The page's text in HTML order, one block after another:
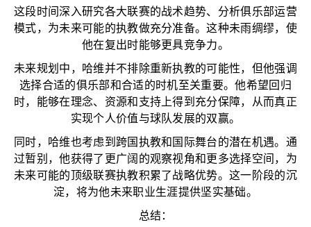
这段时间深入研究各大联赛的战术趋势、分析俱乐部运营
模式，为未来可能的执教做充分准备。这种未雨绸缪，使
他在复出时能够更具竞争力。
未来规划中，哈维并不排除重新执教的可能性，但他强调
选择合适的俱乐部和合适的时机至关重要。他希望回归
时，能够在理念、资源和支持上得到充分保障，从而真正
实现个人价值与球队发展的双赢。
同时，哈维也考虑到跨国执教和国际舞台的潜在机遇。通
过暂别，他获得了更广阔的观察视角和更多选择空间，为
未来可能的顶级联赛执教积累了战略优势。这一阶段的沉
淀，将为他未来职业生涯提供坚实基础。
总结：